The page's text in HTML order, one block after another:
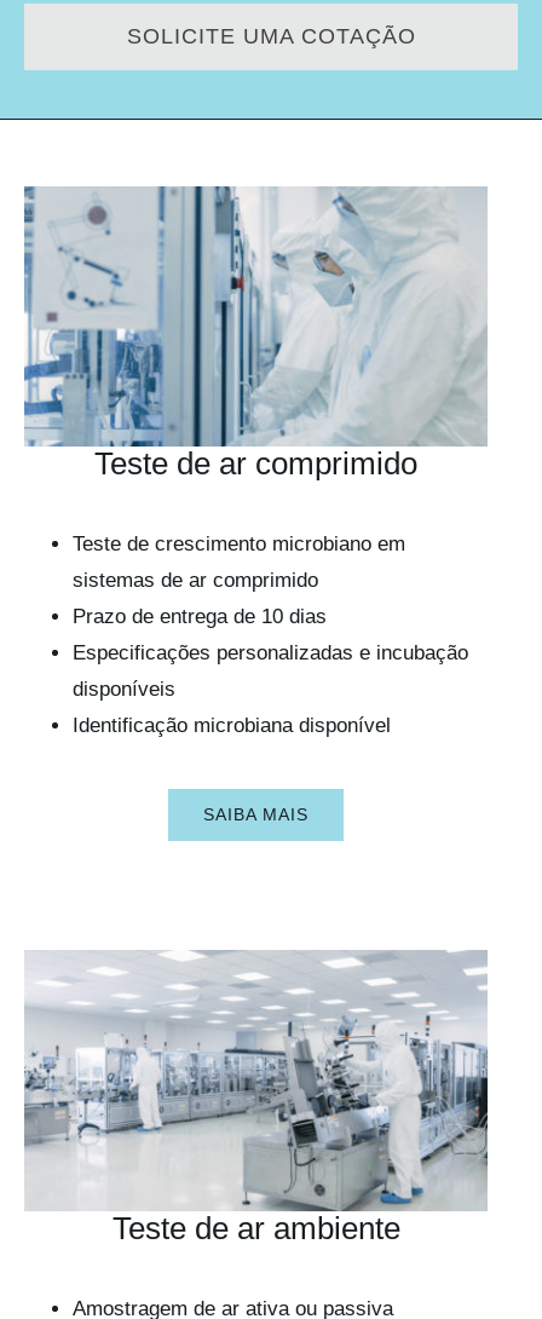
SOLICITE UMA COTAÇÃO
Teste de ar comprimido
Teste de crescimento microbiano em
sistemas de ar comprimido
Prazo de entrega de 10 dias
Especificações personalizadas e incubação
disponíveis
Identificação microbiana disponível
SAIBA MAIS
Teste de ar ambiente
Amostragem de ar ativa ou passiva